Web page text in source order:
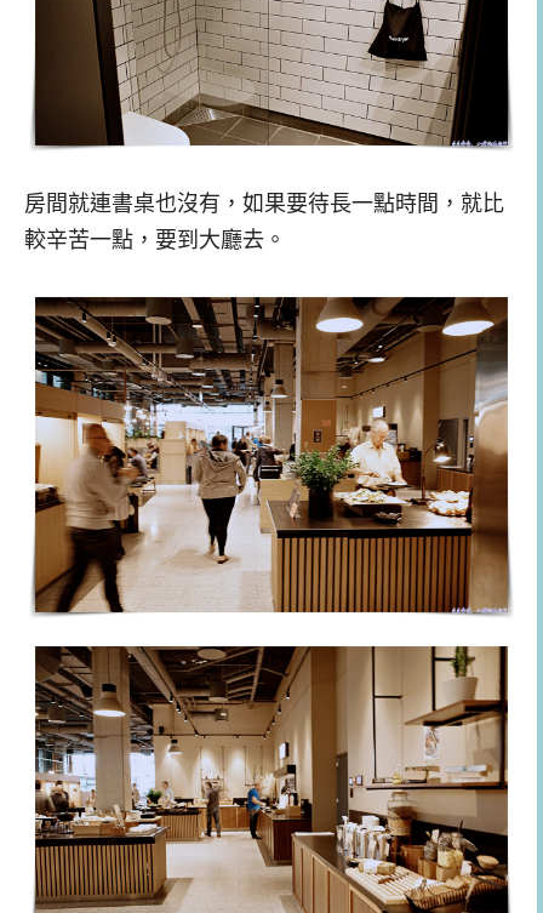
房間就連書桌也沒有，如果要待長一點時間，就比
較辛苦一點，要到大廳去。